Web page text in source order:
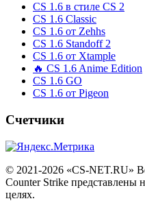
CS 1.6 в стиле CS 2
CS 1.6 Classic
CS 1.6 от Zehhs
CS 1.6 Standoff 2
CS 1.6 от Xtample
🔥 CS 1.6 Anime Edition
CS 1.6 GO
CS 1.6 от Pigeon
Счетчики
© 2021-2026 «CS-NET.RU»
Counter Strike представлены
целях.